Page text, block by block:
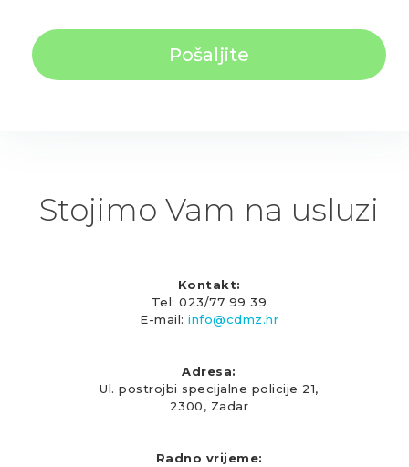
Stojimo Vam na usluzi
Kontakt:
Tel: 023/77 99 39
E-mail: info@cdmz.hr
Adresa:
Ul. postrojbi specijalne policije 21,
2300, Zadar
Radno vrijeme: